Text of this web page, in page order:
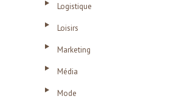
Logistique
Loisirs
Marketing
Média
Mode